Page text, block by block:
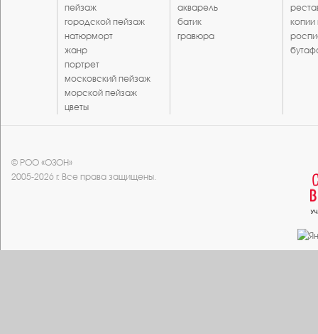
пейзаж
городской пейзаж
натюрморт
жанр
портрет
московский пейзаж
морской пейзаж
цветы
акварель
батик
гравюра
копии
© РОО «ОЗОН»
2005-2026 г. Все права защищены.